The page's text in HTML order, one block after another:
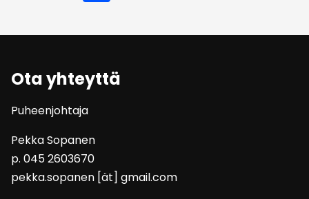
Ota yhteyttä
Puheenjohtaja
Pekka Sopanen
p. 045 2603670
pekka.sopanen [ät] gmail.com